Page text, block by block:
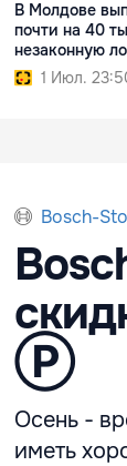
В Молдове
почти на 40
незаконную
1 Июл.
Bosch-
Ⓟ
Осень -
иметь